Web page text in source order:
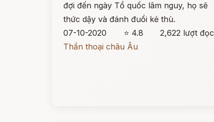
đợi đến ngày Tổ quốc lâm nguy, họ sẽ
thức dậy và đánh đuổi kẻ thù.
07-10-2020
⭐ 4.8
2,622 lượt đọc
Thần thoại châu Âu